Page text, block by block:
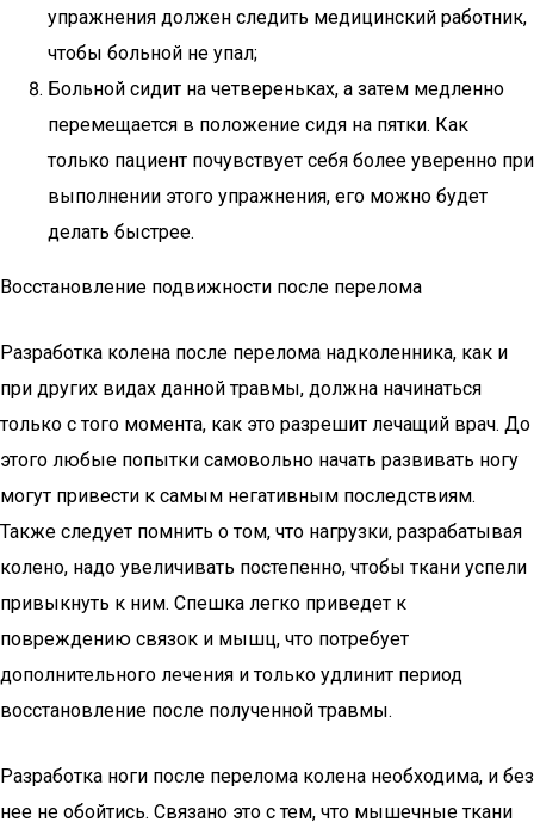
упражнения должен следить медицинский работник,
чтобы больной не упал;
Больной сидит на четвереньках, а затем медленно
перемещается в положение сидя на пятки. Как
только пациент почувствует себя более уверенно при
выполнении этого упражнения, его можно будет
делать быстрее.
Восстановление подвижности после перелома
Разработка колена после перелома надколенника, как и
при других видах данной травмы, должна начинаться
только с того момента, как это разрешит лечащий врач. До
этого любые попытки самовольно начать развивать ногу
могут привести к самым негативным последствиям.
Также следует помнить о том, что нагрузки, разрабатывая
колено, надо увеличивать постепенно, чтобы ткани успели
привыкнуть к ним. Спешка легко приведет к
повреждению связок и мышц, что потребует
дополнительного лечения и только удлинит период
восстановление после полученной травмы.
Разработка ноги после перелома колена необходима, и без
нее не обойтись. Связано это с тем, что мышечные ткани